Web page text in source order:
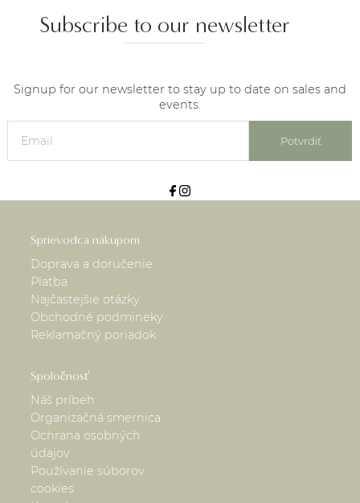
Subscribe to our newsletter
Signup for our newsletter to stay up to date on sales and
events.
Potvrdiť
Sprievodca nákupom
Doprava a doručenie
Platba
Najčastejšie otázky
Obchodné podmineky
Reklamačný poriadok
Spoločnosť
Náš príbeh
Organizačná smernica
Ochrana osobných
údajov
Používanie súborov
cookies